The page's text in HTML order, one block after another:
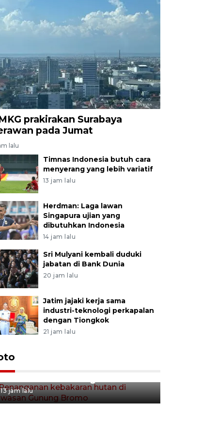
prakirakan Surabaya
pada Jumat
lalu
Timnas Indonesia butuh cara
menyerang yang lebih variatif
13 jam lalu
Herdman: Laga lawan
Singapura ujian yang
dibutuhkan Indonesia
14 jam lalu
Sri Mulyani kembali duduki
jabatan di Bank Dunia
20 jam lalu
Jatim jajaki kerja sama
industri-teknologi perkapalan
dengan Tiongkok
21 jam lalu
Penanganan kebakaran hutan
13 jam lalu